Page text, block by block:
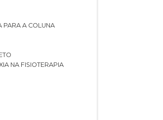
PARA A COLUNA
NA FISIOTERAPIA